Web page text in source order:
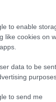
to enable
like cookies on
data to be
to send me
hozta a
rendőrök